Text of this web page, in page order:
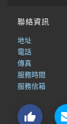
聯絡資訊
地址
電話
傳真
服務時間
服務信箱
